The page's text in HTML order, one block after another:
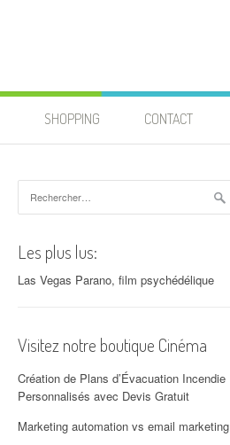
SHOPPING CONTACT
Les plus lus:
Las Vegas Parano, film psychédélique
Visitez notre boutique Cinéma
Création de Plans d’Évacuation Incendie
Personnalisés avec Devis Gratuit
Marketing automation vs email marketing